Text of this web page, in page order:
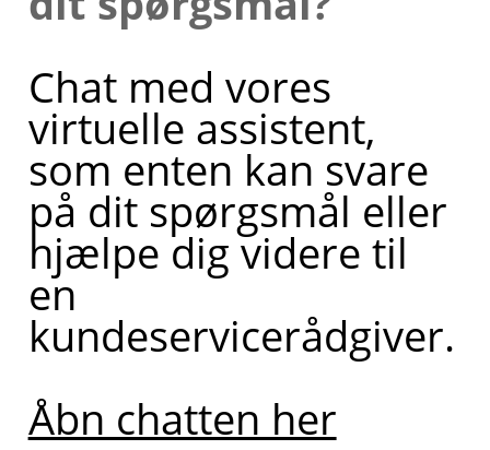
Chat med vores
virtuelle assistent,
som enten kan svare
på dit spørgsmål eller
hjælpe dig videre til
en
kundeservicerådgiver.
Åbn chatten her